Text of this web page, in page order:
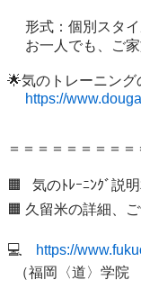
形式：個別スタイ
お一人でも、ご家
🌟気のトレーニング
https://
＝＝＝＝＝＝＝＝＝
🟧   気のﾄﾚｰﾆﾝｸﾞ説
🟧 久留米の詳細、
💻
https://